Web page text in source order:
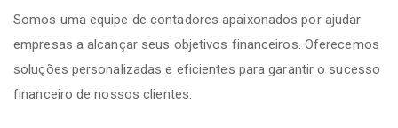
Somos uma equipe de contadores apaixonados por ajudar
empresas a alcançar seus objetivos financeiros. Oferecemos
soluções personalizadas e eficientes para garantir o sucesso
financeiro de nossos clientes.